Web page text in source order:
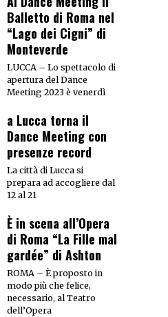
Balletto di Roma nel
“Lago dei Cigni” di
Monteverde
LUCCA – Lo spettacolo di
apertura del Dance
Meeting 2023 è venerdì
a Lucca torna il
Dance Meeting con
presenze record
La città di Lucca si
prepara ad accogliere dal
12 al 21
È in scena all’Opera
di Roma “La Fille mal
gardée” di Ashton
ROMA – È proposto in
modo più che felice,
necessario, al Teatro
dell’Opera